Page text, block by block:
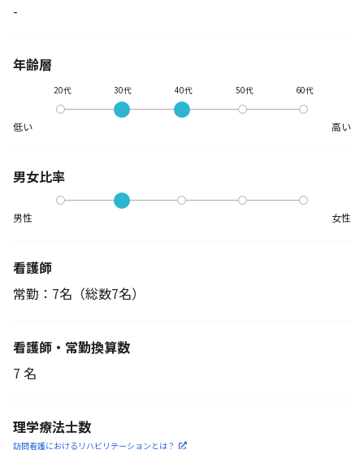
-
年齢層
低い
20代 30代 40代 50代 60代
高い
男女比率
男性 女性
看護師
常勤：7名 （総数7名）
看護師・常勤換算数
7 名
理学療法士数
訪問看護におけるリハビリ テーションとは？